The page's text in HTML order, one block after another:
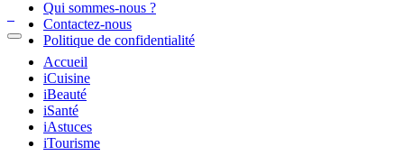
Accueil
iCuisine
iBeauté
iSanté
iAstuces
iTourisme
Qui sommes-nous ?
Contactez-nous
Politique de confidentialité